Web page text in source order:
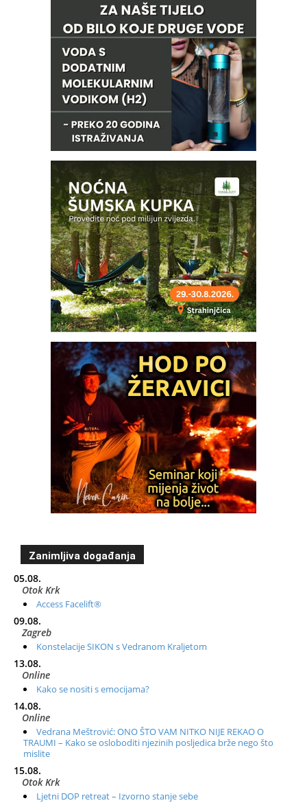
Zanimljiva događanja
05.08.
Otok Krk
Access Facelift®
09.08.
Zagreb
Konstelacije SIKON s Vedranom Kraljetom
13.08.
Online
Kako se nositi s emocijama?
14.08.
Online
Vedrana Meštrović: ONO ŠTO VAM NITKO NIJE REKAO O
TRAUMI – Kako se osloboditi njezinih posljedica brže nego što
mislite
15.08.
Otok Krk
Ljetni DOP retreat – Izvorno stanje sebe